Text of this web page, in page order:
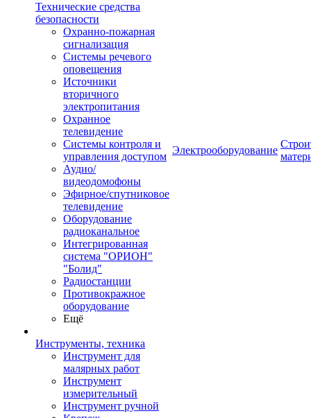
Технические средства
безопасности
Охранно-пожарная
сигнализация
Системы речевого
оповещения
Источники
вторичного
электропитания
Охранное
телевидение
Системы контроля и
управления доступом
Аудио/
видеодомофоны
Эфирное/спутниковое
телевидение
Оборудование
радиоканальное
Интегрированная
система "ОРИОН"
"Болид"
Радиостанции
Противокражное
оборудование
Ещё
Инструменты, техника
Инструмент для
малярных работ
Инструмент
измерительный
Инструмент ручной
Электрооборудование